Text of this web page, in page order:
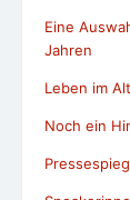
Eine
Jahren
Leben im
Noch ein